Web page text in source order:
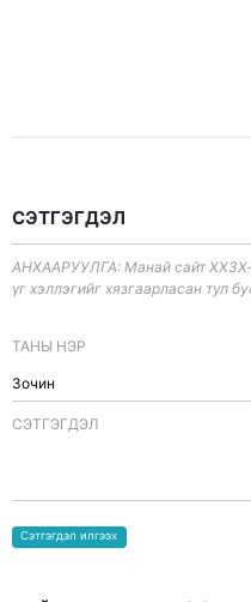
СЭТГЭГДЭЛ
АНХААРУУЛГА: Манай сайт
үг хэллэгийг хязгаарласан тул
ТАНЫ НЭР
CЭТГЭГДЭЛ
Сэтгэгдэл илгээх